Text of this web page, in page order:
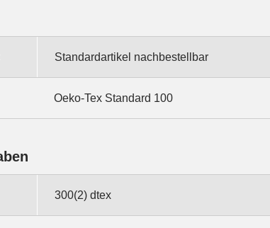
Standardartikel nachbestellbar
Oeko-Tex Standard 100
300(2) dtex